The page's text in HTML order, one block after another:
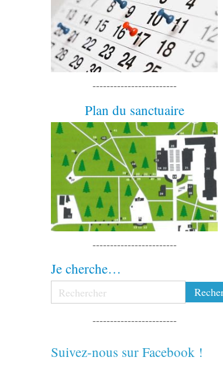
------------------------
Plan du sanctuaire
------------------------
Je cherche…
------------------------
Suivez-nous sur Facebook !